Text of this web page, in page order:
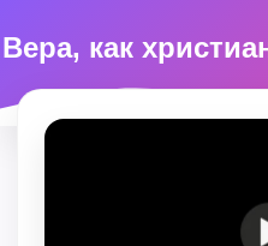
Вера, как